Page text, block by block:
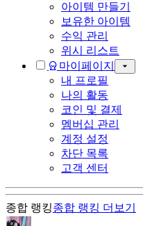
아이템 만들기
보유한 아이템
수익 관리
위시 리스트
마이페이지
내 프로필
나의 활동
코인 및 결제
멤버십 관리
계정 설정
차단 목록
고객 센터
종합 랭킹종합 랭킹 더보기